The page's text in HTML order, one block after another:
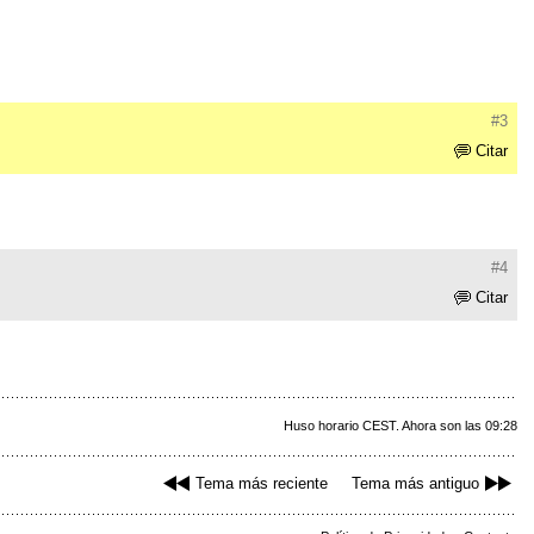
#3
Citar
#4
Citar
Huso horario CEST. Ahora son las 09:28
Tema más reciente Tema más antiguo